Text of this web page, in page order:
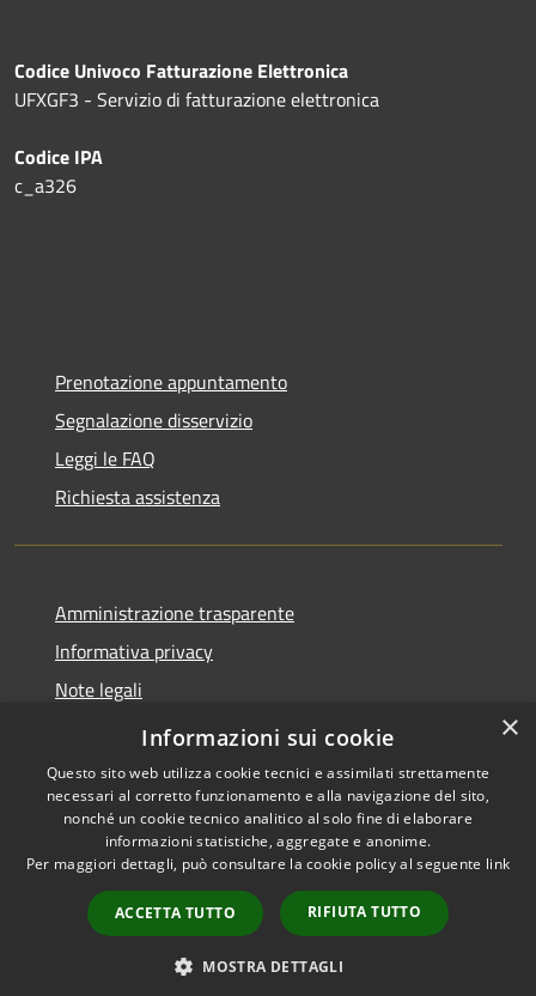
Codice Univoco Fatturazione Elettronica
UFXGF3 - Servizio di fatturazione elettronica
Codice IPA
c_a326
Prenotazione appuntamento
Segnalazione disservizio
Leggi le FAQ
Richiesta assistenza
Amministrazione trasparente
Informativa privacy
Note legali
Dichiarazione di accessibilità
Accessibilité
Confidentialité
Gestion des cookies
Copyright © 2026 • Ville de •
Powered byMunicipium •
Accès rédaction
×
Informazioni sui cookie
Questo sito web utilizza cookie tecnici e assimilati strettamente
necessari al corretto funzionamento e alla navigazione del sito,
nonché un cookie tecnico analitico al solo fine di elaborare
informazioni statistiche, aggregate e anonime.
Per maggiori dettagli, può consultare la cookie policy al seguente link
ACCETTA TUTTO RIFIUTA TUTTO
MOSTRA DETTAGLI